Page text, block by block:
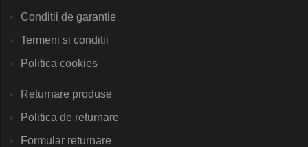
Conditii de garantie
Termeni si conditii
Politica cookies
Returnare produse
Politica de returnare
Formular returnare